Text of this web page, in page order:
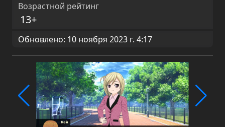
Возрастной рейтинг
13+
Обновлено: 10 ноября 2023 г. 4:17